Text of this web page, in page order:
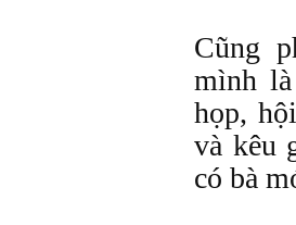
Cũng
mình
họp,
và kêu
có bà